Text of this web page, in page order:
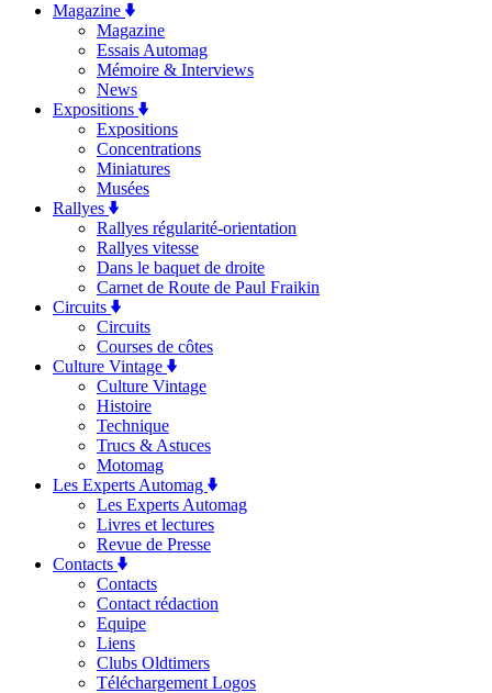
Magazine
Magazine
Essais Automag
Mémoire & Interviews
News
Expositions
Expositions
Concentrations
Miniatures
Musées
Rallyes
Rallyes régularité-orientation
Rallyes vitesse
Dans le baquet de droite
Carnet de Route de Paul Fraikin
Circuits
Circuits
Courses de côtes
Culture Vintage
Culture Vintage
Histoire
Technique
Trucs & Astuces
Motomag
Les Experts Automag
Les Experts Automag
Livres et lectures
Revue de Presse
Contacts
Contacts
Contact rédaction
Equipe
Liens
Clubs Oldtimers
Téléchargement Logos